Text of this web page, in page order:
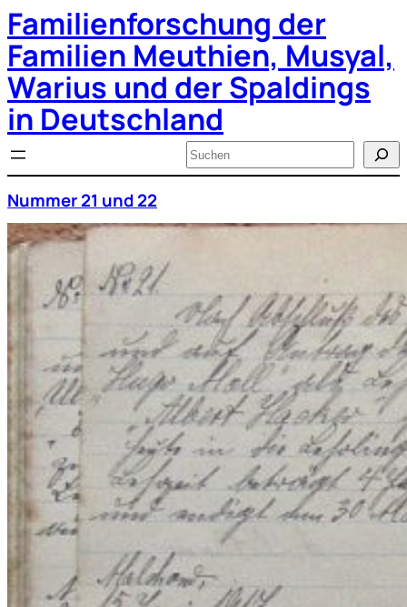
Zum
Inhalt
springen
Familienforschung der
Familien Meuthien, Musyal,
Warius und der Spaldings
in Deutschland
Suchen
Nummer 21 und 22